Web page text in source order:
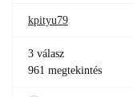
kpityu79
3 válasz
961 megtekintés